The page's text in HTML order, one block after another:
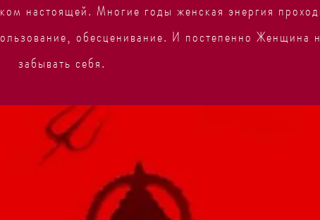
настоящей. Многие годы женская энергия
обесценивание. И постепенно Женщина
забывать себя.